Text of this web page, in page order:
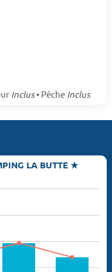
Inclus• Pêche Inclus
LA BUTTE ★